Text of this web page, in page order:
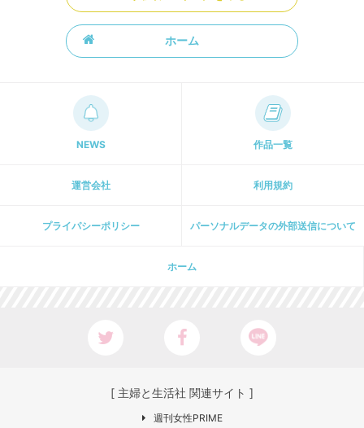
ホーム
NEWS 作品一覧
運営会社 利用規約
プライパシーポリシー パーソナルデータの外部送信について
ホーム
[ 主婦と生活社 関連サイト ]
週刊女性PRIME